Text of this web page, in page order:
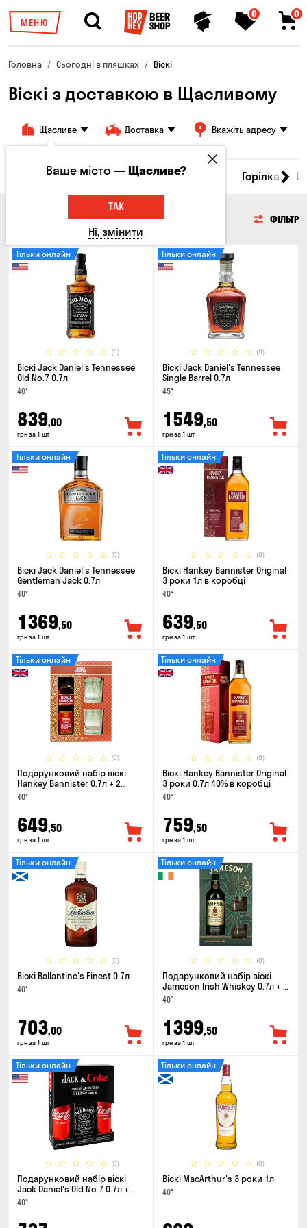
МЕНЮ
0 0
Головна Сьогодні в пляшках Віскі
Віскі з доставкою в Щасливому
Щасливе Доставка Вкажіть адресу
Сидр Вино Віскі Коктейлі Горілка
ФІЛЬТР
(0)
Тільки онлайн
Віскі Jack Daniel's Tennessee
Old No.7 0.7л
40°
839,00
грн за 1 шт
(0)
Тільки онлайн
Віскі Jack Daniel's Tennessee
Single Barrel 0.7л
45°
1549,50
грн за 1 шт
(0)
Тільки онлайн
Віскі Jack Daniel's Tennessee
Gentleman Jack 0.7л
40°
1369,50
грн за 1 шт
(0)
Тільки онлайн
Віскі Hankey Bannister Original
3 роки 1л в коробці
40°
639,50
грн за 1 шт
(0)
Тільки онлайн
Подарунковий набір віскі
Hankey Bannister 0.7л + 2
склянки
40°
649,50
грн за 1 шт
(0)
Тільки онлайн
Віскі Hankey Bannister Original
3 роки 0.7л 40% в коробці
40°
759,50
грн за 1 шт
(0)
Тільки онлайн
Віскі Ballantine's Finest 0.7л
40°
703,00
грн за 1 шт
(0)
Тільки онлайн
Подарунковий набір віскі
Jameson Irish Whiskey 0.7л + 2
склянки
40°
1399,50
грн за 1 шт
(0)
Тільки онлайн
Подарунковий набір віскі
Jack Daniel's Old No.7 0.7л +
Coca-Cola 0.33л x 2шт
40°
(0)
Тільки онлайн
Віскі MacArthur's 3 роки 1л
40°
Ваше місто —Щасливе?
ТАК
Ні, змінити